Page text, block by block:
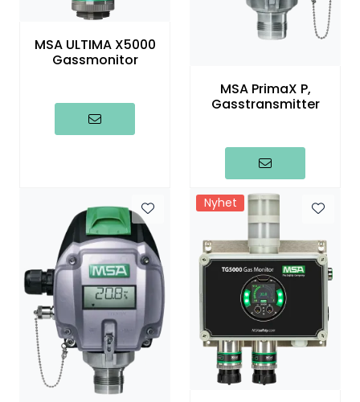
MSA ULTIMA X5000
Gassmonitor
MSA PrimaX P,
Gasstransmitter
Nyhet
Kampanjer
Outlet